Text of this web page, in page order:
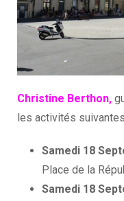
Christine Berthon,
les activités
Samedi 18
Place de la
Samedi 18